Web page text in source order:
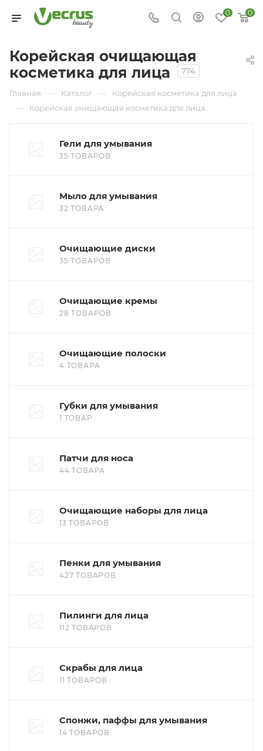
0 0
Корейская очищающая
косметика для лица
774
Главная — Каталог — Корейская косметика для лица
— Корейская очищающая косметика для лица
Гели для умывания
35 ТОВАРОВ
Мыло для умывания
32 ТОВАРА
Очищающие диски
35 ТОВАРОВ
Очищающие кремы
28 ТОВАРОВ
Очищающие полоски
4 ТОВАРА
Губки для умывания
1 ТОВАР
Патчи для носа
44 ТОВАРА
Очищающие наборы для лица
13 ТОВАРОВ
Пенки для умывания
427 ТОВАРОВ
Пилинги для лица
112 ТОВАРОВ
Скрабы для лица
11 ТОВАРОВ
Спонжи, паффы для умывания
14 ТОВАРОВ